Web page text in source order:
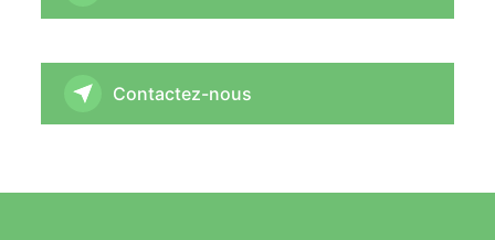
Contactez-nous